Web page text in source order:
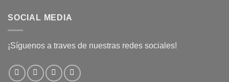
SOCIAL MEDIA
¡Síguenos a traves de nuestras redes sociales!